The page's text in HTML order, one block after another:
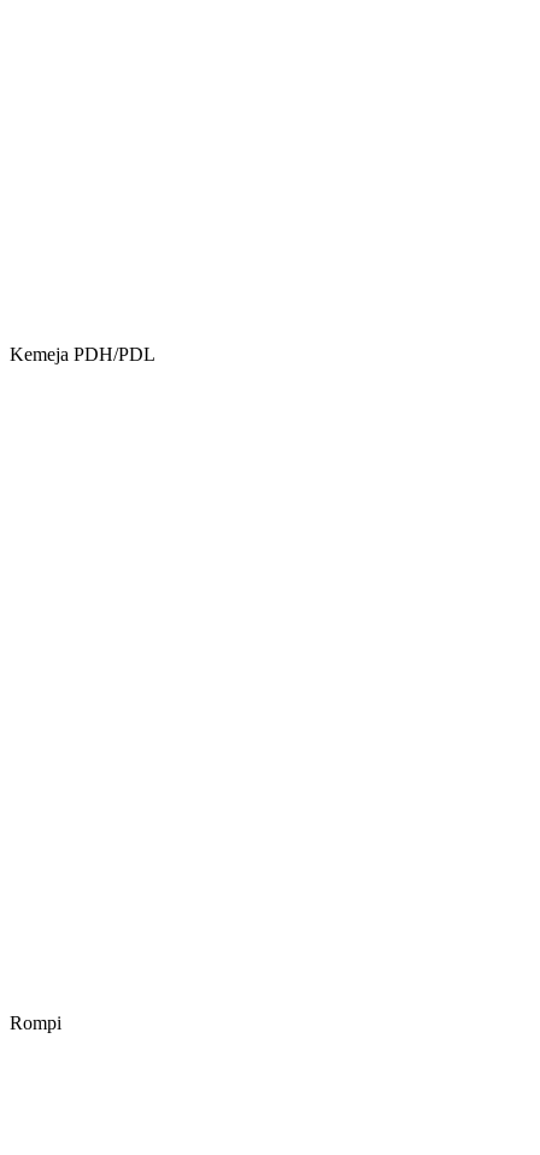
Kemeja PDH/PDL
Rompi